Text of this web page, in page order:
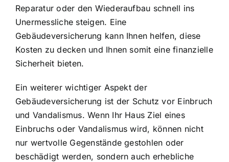
Reparatur oder den Wiederaufbau schnell ins
Unermessliche steigen. Eine
Gebäudeversicherung kann Ihnen helfen, diese
Kosten zu decken und Ihnen somit eine finanzielle
Sicherheit bieten.
Ein weiterer wichtiger Aspekt der
Gebäudeversicherung ist der Schutz vor Einbruch
und Vandalismus. Wenn Ihr Haus Ziel eines
Einbruchs oder Vandalismus wird, können nicht
nur wertvolle Gegenstände gestohlen oder
beschädigt werden, sondern auch erhebliche